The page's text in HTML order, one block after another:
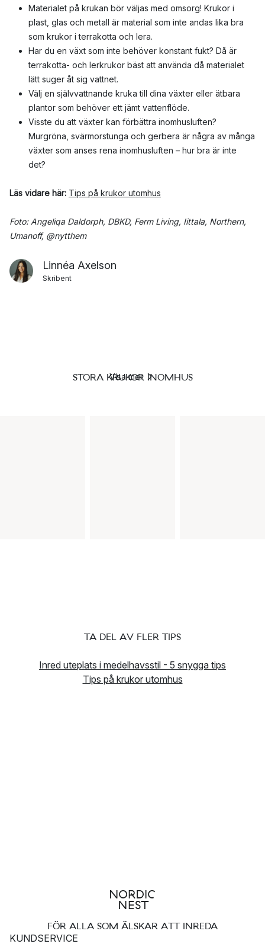
Materialet på krukan bör väljas med omsorg! Krukor i
plast, glas och metall är material som inte andas lika bra
som krukor i terrakotta och lera.
Har du en växt som inte behöver konstant fukt? Då är
terrakotta- och lerkrukor bäst att använda då materialet
lätt suger åt sig vattnet.
Välj en självvattnande kruka till dina växter eller ätbara
plantor som behöver ett jämt vattenflöde.
Visste du att växter kan förbättra inomhusluften?
Murgröna, svärmorstunga och gerbera är några av många
växter som anses rena inomhusluften – hur bra är inte
det?
Läs vidare här: Tips på krukor utomhus
Foto: Angeliqa Daldorph, DBKD, Ferm Living, Iittala, Northern,
Umanoff, @nytthem
Linnéa Axelson
Skribent
STORA KRUKOR INOMHUS
Visa mer
TA DEL AV FLER TIPS
Inred uteplats i medelhavsstil - 5 snygga tips
Tips på krukor utomhus
FÖR ALLA SOM ÄLSKAR ATT INREDA
KUNDSERVICE